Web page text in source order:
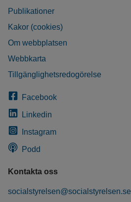
Publikationer
Kakor (cookies)
Om webbplatsen
Webbkarta
Tillgänglighetsredogörelse
Facebook
Linkedin
Instagram
Podd
Kontakta oss
socialstyrelsen@socialstyrelsen.se